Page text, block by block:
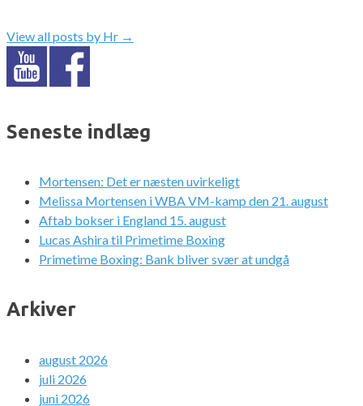
View all posts by Hr →
Seneste indlæg
Mortensen: Det er næsten uvirkeligt
Melissa Mortensen i WBA VM-kamp den 21. august
Aftab bokser i England 15. august
Lucas Ashira til Primetime Boxing
Primetime Boxing: Bank bliver svær at undgå
Arkiver
august 2026
juli 2026
juni 2026